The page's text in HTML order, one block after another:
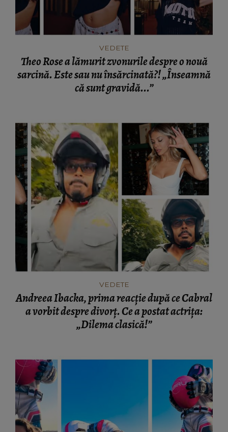
VEDETE
Theo Rose a lămurit zvonurile despre o nouă
sarcină. Este sau nu însărcinată?! „Înseamnă
că sunt gravidă...”
VEDETE
Andreea Ibacka, prima reacție după ce Cabral
a vorbit despre divorț. Ce a postat actrița:
„Dilema clasică!”